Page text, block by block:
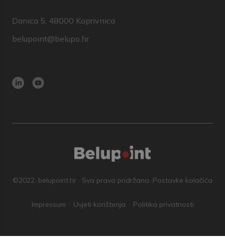
Danica 5, 48000 Koprivnica
belupoint@belupo.hr
©2022. belupoint.hr · Sva prava pridržana ·Postavke kolačića
Impressum Uvjeti korištenja Politika privatnosti